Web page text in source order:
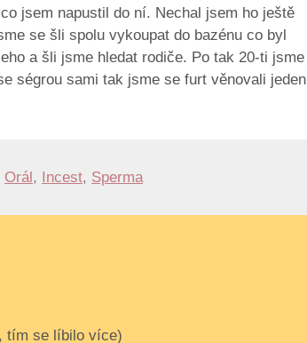
jsem napustil do ní. Nechal jsem ho ještě
se šli spolu vykoupat do bazénu co byl
a šli jsme hledat rodiče. Po tak 20-ti jsme
ségrou sami tak jsme se furt věnovali jeden
Orál, Incest, Sperma